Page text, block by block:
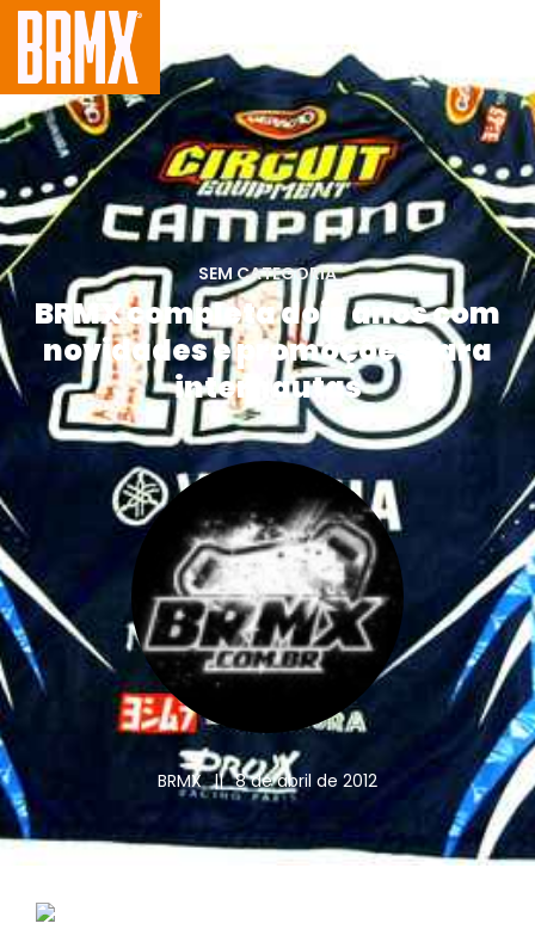
SEM CATEGORIA
BRMX completa dois anos com
novidades e promoções para
internautas
BRMX || 8 de abril de 2012